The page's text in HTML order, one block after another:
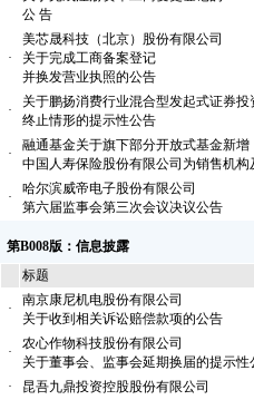
公 告
·
美芯晟科技（北京）股份有限公司
关于完成工商备案登记
并换发营业执照的公告
·
关于鹏扬消费行业混合型发起式证券
终止情形的提示性公告
·
融通基金关于旗下部分开放式基金新增
中国人寿保险股份有限公司为销售机
·
哈尔滨威帝电子股份有限公司
第六届监事会第三次会议决议公告
第B008版：信息披露
标题
·
南京康尼机电股份有限公司
关于收到相关诉讼赔偿款项的公告
·
农心作物科技股份有限公司
关于董事会、监事会延期换届的提示性
·
昆吾九鼎投资控股股份有限公司